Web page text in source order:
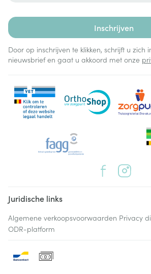
Inschrijven
Door op inschrijven te klikken, schrijft u zich
nieuwsbrief en gaat u akkoord met onze
Juridische links
Algemene verkoopsvoorwaarden Privacy
ODR-platform